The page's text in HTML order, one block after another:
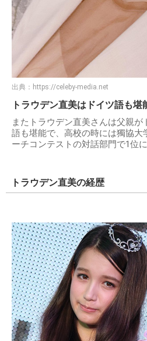
出典： https://celeby-media.net
トラウデン直美はドイツ語も堪
またトラウデン直美さんは父親
語も堪能で、高校の時には獨協
ーチコンテストの対話部門で1位
トラウデン直美の経歴